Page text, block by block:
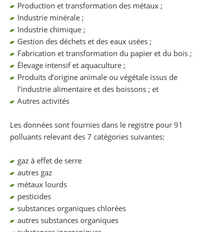
Production et transformation des métaux ;
Industrie minérale ;
Industrie chimique ;
Gestion des déchets et des eaux usées ;
Fabrication et transformation du papier et du bois ;
Élevage intensif et aquaculture ;
Produits d’origine animale ou végétale issus de
l’industrie alimentaire et des boissons ; et
Autres activités
Les données sont fournies dans le registre pour 91
polluants relevant des 7 catégories suivantes:
gaz à effet de serre
autres gaz
métaux lourds
pesticides
substances organiques chlorées
autres substances organiques